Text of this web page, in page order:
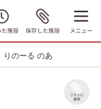
りのーる のあ
リストに
保存